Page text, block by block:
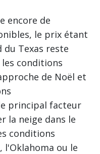
encore de
le prix étant
du Texas reste
conditions
de Noël et
principal facteur
la neige dans le
conditions
l'Oklahoma ou le